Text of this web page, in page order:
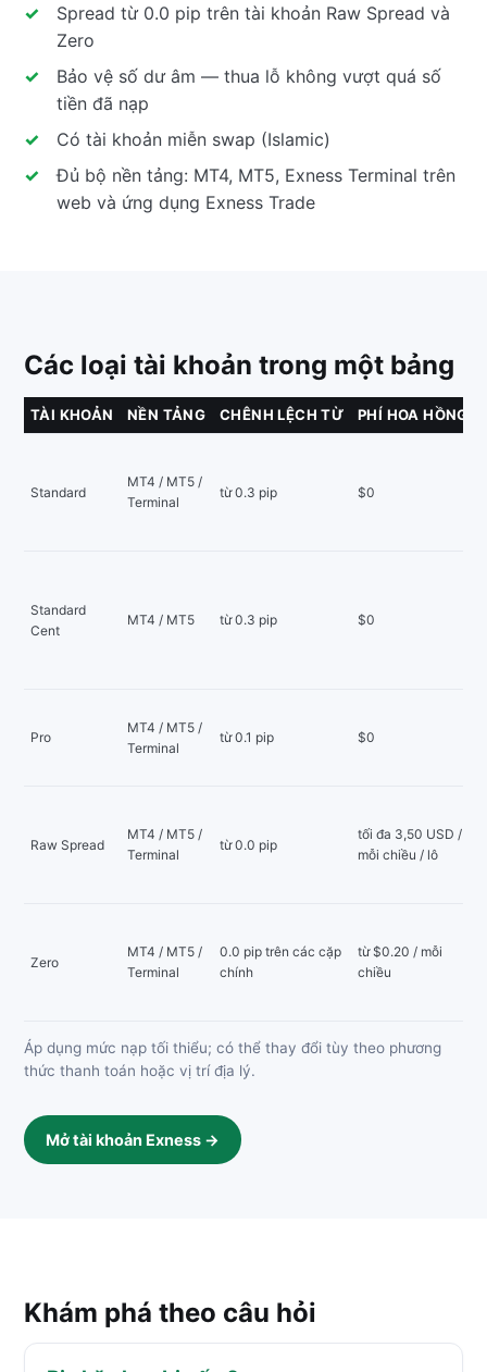
Spread từ 0.0 pip trên tài khoản Raw Spread và
Zero
Bảo vệ số dư âm — thua lỗ không vượt quá số
tiền đã nạp
Có tài khoản miễn swap (Islamic)
Đủ bộ nền tảng: MT4, MT5, Exness Terminal trên
web và ứng dụng Exness Trade
Các loại tài khoản trong một bảng
TÀI KHOẢN NỀN TẢNG CHÊNH LỆCH TỪ PHÍ HOA HỒNG
Standard
MT4 / MT5 /
Terminal
từ 0.3 pip $0
Standard
Cent
MT4 / MT5 từ 0.3 pip $0
Pro
MT4 / MT5 /
Terminal
từ 0.1 pip $0
Raw Spread
MT4 / MT5 /
Terminal
từ 0.0 pip
tối đa 3,50 USD /
mỗi chiều / lô
Zero
MT4 / MT5 /
Terminal
0.0 pip trên các cặp
chính
từ $0.20 / mỗi
chiều
Áp dụng mức nạp tối thiểu; có thể thay đổi tùy theo phương
thức thanh toán hoặc vị trí địa lý.
Mở tài khoản Exness →
Khám phá theo câu hỏi